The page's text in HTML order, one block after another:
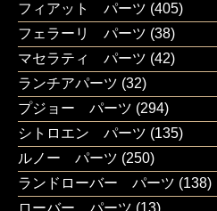
フィアット パーツ (405)
フェラーリ パーツ (38)
マセラティ パーツ (42)
ランチアパーツ (32)
プジョー パーツ (294)
シトロエン パーツ (135)
ルノー パーツ (250)
ランドローバー パーツ (138)
ローバー パーツ (13)